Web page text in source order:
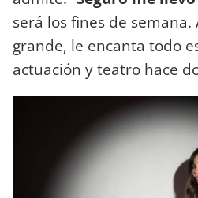
será los fines de
grande, le encanta todo
actuación y teatro hace